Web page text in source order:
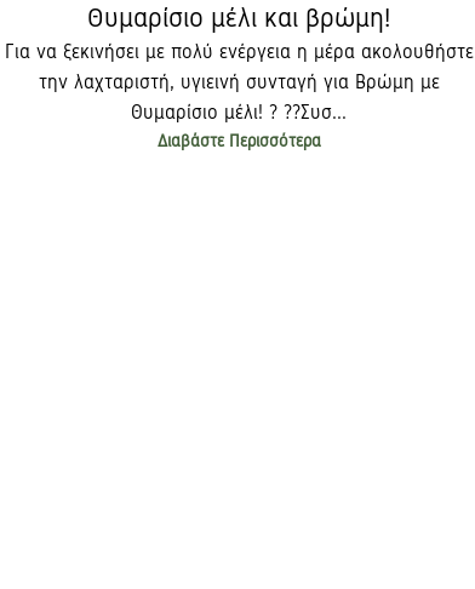
Θυμαρίσιο μέλι και βρώμη!
Για να ξεκινήσει με πολύ ενέργεια η μέρα ακολουθήστε
την λαχταριστή, υγιεινή συνταγή για Βρώμη με
Θυμαρίσιο μέλι! ? ??Συσ...
Διαβάστε Περισσότερα